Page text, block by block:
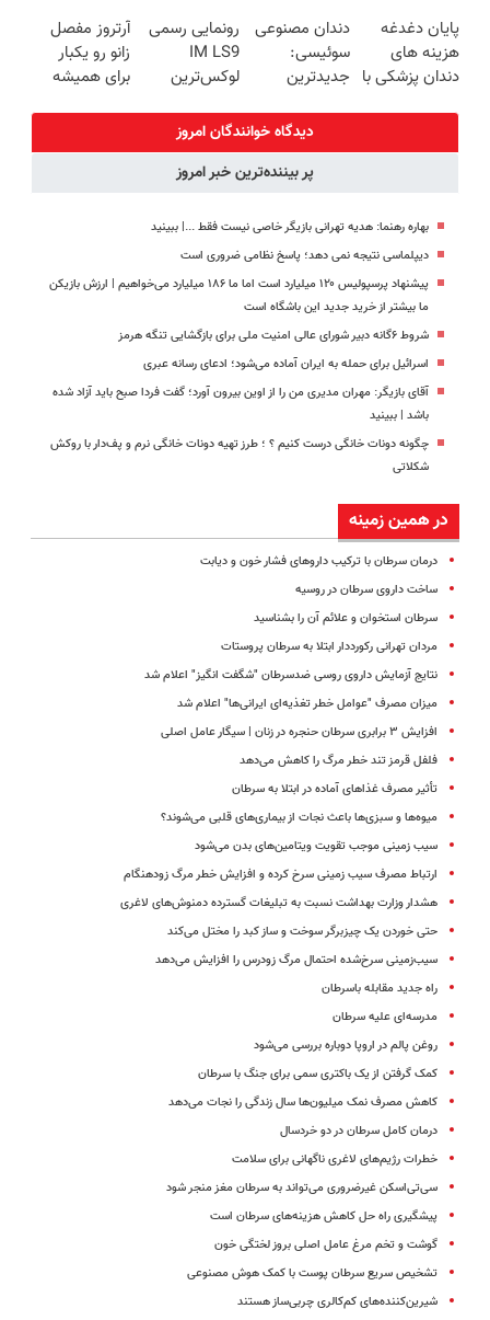
برگردون
(40%off)
آموزش رایگان
در باشگاه
انقلاب
ایران شد
پایان دغدغه
هزینه های
دندان پزشکی با
دندان مصنوعی
سوئیسی:
جدیدترین
سبک و مقاوم |
پرداخت قسطی
رونمایی رسمی
IM LS9
لوکس‌ترین
آرتروز مفصل
زانو رو یکبار
برای همیشه
دیدگاه خوانندگان امروز
پر بیننده‌ترین خبر امروز
بهاره رهنما: هدیه تهرانی بازیگر خاصی نیست فقط ...|‌ ببینید
دیپلماسی نتیجه‌ نمی دهد؛ پاسخ نظامی ضروری است
پیشنهاد پرسپولیس ۱۲۰ میلیارد است اما ما ۱۸۶ میلیارد می‌خواهیم | ارزش بازیکن
ما بیشتر از خرید جدید این باشگاه است
شروط ۶گانه دبیر شورای عالی امنیت ملی برای بازگشایی تنگه هرمز
اسرائیل برای حمله به ایران آماده می‌شود؛ ادعای رسانه عبری
آقای بازیگر: مهران مدیری من را از اوین بیرون آورد؛ گفت فردا صبح باید آزاد شده
باشد | ببینید
چگونه دونات خانگی درست کنیم ؟ ؛ طرز تهیه دونات خانگی نرم و پف‌دار با روکش
شکلاتی
در همین زمینه
درمان سرطان با ترکیب داروهای فشار خون و دیابت
ساخت داروی سرطان در روسیه
سرطان استخوان و علائم آن را بشناسید
مردان تهرانی رکورد‌دار ابتلا به سرطان پروستات
نتایج آزمایش داروی روسی ضدسرطان "شگفت انگیز" اعلام شد
میزان مصرف "عوامل خطر تغذیه‌ای ایرانی‌ها" اعلام شد
افزایش ۳ برابری سرطان حنجره در زنان | سیگار عامل اصلی
فلفل قرمز تند خطر مرگ را کاهش می‌دهد
تأثیر مصرف غذاهای آماده در ابتلا به سرطان
میوه‌ها و سبزی‌ها باعث نجات از بیماری‌های قلبی می‌شوند؟
سیب زمینی موجب تقویت ویتامین‌های بدن می‌شود
ارتباط مصرف سیب زمینی سرخ کرده و افزایش خطر مرگ زودهنگام
هشدار وزارت بهداشت نسبت به تبلیغات گسترده دمنوش‌های لاغری
حتی خوردن یک چیزبرگر سوخت‌ و ساز کبد را مختل می‌کند
سیب‌زمینی سرخ‌شده احتمال مرگ زودرس را افزایش می‌دهد
راه جدید مقابله باسرطان
مدرسه‌ای علیه سرطان
روغن پالم در اروپا دوباره بررسی می‌شود
کمک گرفتن از یک باکتری سمی برای جنگ با سرطان
کاهش مصرف نمک میلیون‌ها سال زندگی را نجات می‌دهد
درمان کامل سرطان در دو خردسال
خطرات رژیم‌های لاغری ناگهانی برای سلامت
سی‌تی‌اسکن غیرضروری می‌تواند به سرطان مغز منجر شود
پیشگیری راه حل کاهش هزینه‌های سرطان است
گوشت و تخم مرغ عامل اصلی بروز لختگی خون
تشخیص سریع سرطان پوست با کمک هوش مصنوعی
شیرین‌کننده‌های کم‌کالری چربی‌ساز هستند